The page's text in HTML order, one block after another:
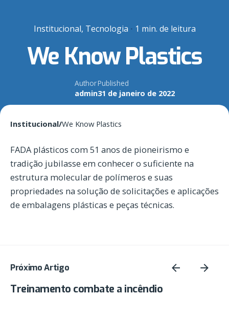
Institucional Tecnologia 1 min. de leitura
We Know Plastics
Author
admin
Published
31 de janeiro de 2022
Institucional/We Know Plastics
FADA plásticos com 51 anos de pioneirismo e
tradição jubilasse em conhecer o suficiente na
estrutura molecular de polímeros e suas
propriedades na solução de solicitações e aplicações
de embalagens plásticas e peças técnicas.
Próximo Artigo
Treinamento combate a incêndio